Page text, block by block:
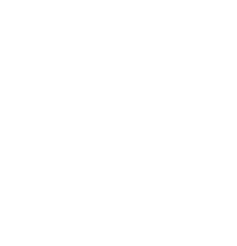
Fruto de estos
seguridad
propósito de
de los integrantes